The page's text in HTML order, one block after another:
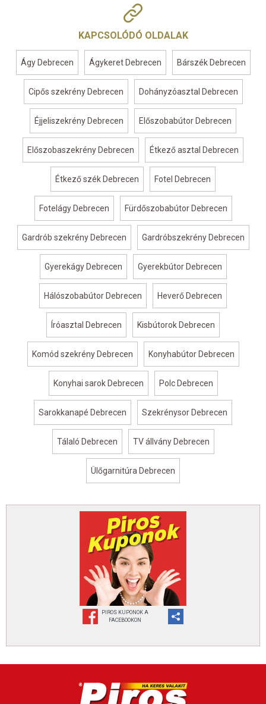
KAPCSOLÓDÓ OLDALAK
Ágy Debrecen Ágykeret Debrecen Bárszék Debrecen
Cipős szekrény Debrecen Dohányzóasztal Debrecen
Éjjeliszekrény Debrecen Előszobabútor Debrecen
Előszobaszekrény Debrecen Étkező asztal Debrecen
Étkező szék Debrecen Fotel Debrecen
Fotelágy Debrecen Fürdőszobabútor Debrecen
Gardrób szekrény Debrecen Gardróbszekrény Debrecen
Gyerekágy Debrecen Gyerekbútor Debrecen
Hálószobabútor Debrecen Heverő Debrecen
Íróasztal Debrecen Kisbútorok Debrecen
Komód szekrény Debrecen Konyhabútor Debrecen
Konyhai sarok Debrecen Polc Debrecen
Sarokkanapé Debrecen Szekrénysor Debrecen
Tálaló Debrecen TV állvány Debrecen
Ülőgarnitúra Debrecen
PIROS KUPONOK A
FACEBOOKON